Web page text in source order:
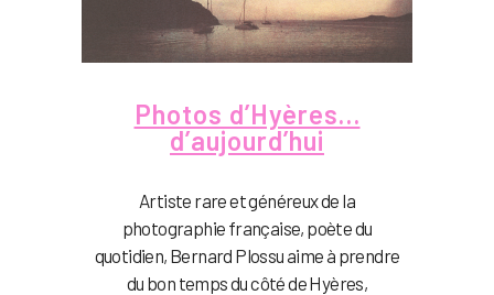
Photos d’Hyères…
d’aujourd’hui
Artiste rare et généreux de la
photographie française, poète du
quotidien, Bernard Plossu aime à prendre
du bon temps du côté de Hyères,